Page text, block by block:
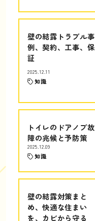
壁の結露トラブル事
例、契約、工事、保
証
2025.12.11
知識
トイレのドアノブ故
障の兆候と予防策
2025.12.09
知識
壁の結露対策まと
め、快適な住まい
を、カビから守る